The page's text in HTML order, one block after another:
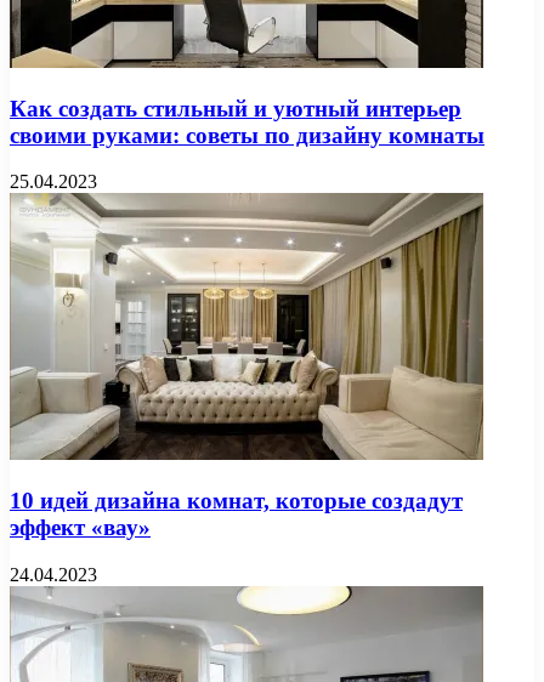
Как создать стильный и уютный интерьер
своими руками: советы по дизайну комнаты
25.04.2023
10 идей дизайна комнат, которые создадут
эффект «вау»
24.04.2023